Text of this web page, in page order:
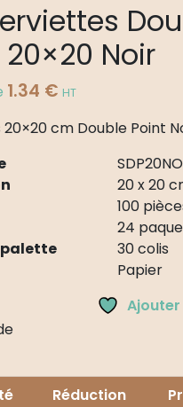
Noir
1.34 € HT
cm Double Point
SDP20NO
20 x 20
100
24
30 colis
Papier
Réduction